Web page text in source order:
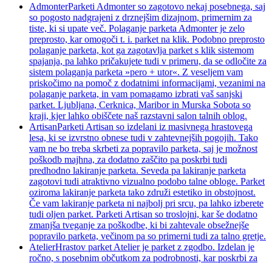
AdmonterParketi Admonter so zagotovo nekaj posebnega, saj
so pogosto nadgrajeni z drznejšim dizajnom, primernim za
tiste, ki si upate več. Polaganje parketa Admonter je zelo
preprosto, kar omogoči t. i. parket na klik. Podobno preprosto
polaganje parketa, kot ga zagotavlja parket s klik sistemom
spajanja, pa lahko pričakujete tudi v primeru, da se odločite za
sistem polaganja parketa »pero + utor«. Z veseljem vam
priskočimo na pomoč z dodatnimi informacijami, vezanimi na
polaganje parketa, in vam pomagamo izbrati vaš sanjski
parket. Ljubljana, Cerknica, Maribor in Murska Sobota so
kraji, kjer lahko obiščete naš razstavni salon talnih oblog.
ArtisanParketi Artisan so izdelani iz masivnega hrastovega
lesa, ki se izvrstno obnese tudi v zahtevnejših pogojih. Tako
vam ne bo treba skrbeti za popravilo parketa, saj je možnost
poškodb majhna, za dodatno zaščito pa poskrbi tudi
predhodno lakiranje parketa. Seveda pa lakiranje parketa
zagotovi tudi atraktivno vizualno podobo talne obloge. Parket
oziroma lakiranje parketa tako združi estetiko in obstojnost.
Če vam lakiranje parketa ni najbolj pri srcu, pa lahko izberete
tudi oljen parket. Parketi Artisan so troslojni, kar še dodatno
zmanjša tveganje za poškodbe, ki bi zahtevale obsežnejše
popravilo parketa, večinom pa so primerni tudi za talno gretje.
AtelierHrastov parket Atelier je parket z zgodbo. Izdelan je
ročno, s posebnim občutkom za podrobnosti, kar poskrbi za